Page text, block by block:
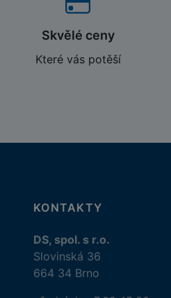
Skvělé ceny
Které vás potěší
KONTAKTY
DS, spol. s r.o.
Slovinská 36
664 34 Brno